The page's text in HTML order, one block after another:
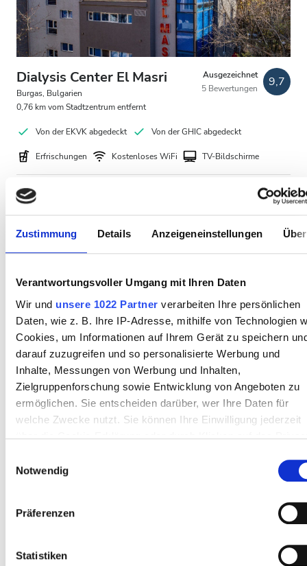
Zustimmung Details Anzeigeneinstellungen
Verantwortungsvoller Umgang mit Ihren Daten
Wir und unsere 1022 Partner verarbeiten Ihre persönlichen
Daten, wie z. B. Ihre IP-Adresse, mithilfe von Technologien
Cookies, um Informationen auf Ihrem Gerät zu speichern
darauf zuzugreifen und so personalisierte Werbung und
Inhalte, Messungen von Werbung und Inhalten,
Zielgruppenforschung sowie Entwicklung von Angeboten zu
ermöglichen. Sie entscheiden darüber, wer Ihre Daten für
welche Zwecke nutzt. Sie können Ihre Einwilligung jederzeit
über die Cookie-Erklärung oder durch Klicken auf das
Informationen über Ihre geografische Lage erfassen,
welche bis auf einige Meter genau sein können
Merkmalen (Fingerprinting) identifizieren
Notwendig
Präferenzen
Statistiken
Preis
0 - 100 EUR
100 - 200 EUR
200 - 300 EUR
300+ EUR
Schichten
Nachmittag
Bewertung
Gut
Sehr gut
Dialysis Center El Masri
Burgas, Bulgarien
0,76 km vom Stadtzentrum entfernt
Ausgezeichnet
5 Bewertungen
9,7
Von der EKVK abgedeckt Von der GHIC abgedeckt
Erfrischungen Kostenloses WiFi TV-Bildschirme
Pro Behandlung
HD-Dialyse 150 €
Reservieren
Nephrolife Specialized
Burgas, Bulgarien
7 Bewertungen
9,6
Pro Behandlung